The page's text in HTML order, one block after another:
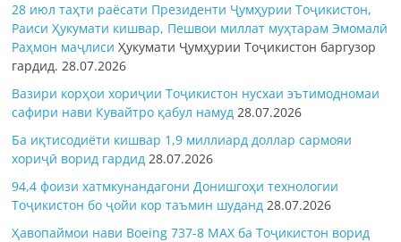
28 июл таҳти раёсати Президенти Ҷумҳурии Тоҷикистон,
Раиси Ҳукумати кишвар, Пешвои миллат муҳтарам Эмомалӣ
Раҳмон маҷлисиҲукумати Ҷумҳурии Тоҷикистон баргузор
гардид.28.07.2026
Вазири корҳои хориҷии Тоҷикистон нусхаи эътимодномаи
сафири нави Кувайтро қабул намуд 28.07.2026
Ба иқтисодиёти кишвар 1,9 миллиард доллар сармояи
хориҷӣ ворид гардид 28.07.2026
94,4 фоизи хатмкунандагони Донишгоҳи технологии
Тоҷикистон бо ҷойи кор таъмин шуданд 28.07.2026
Ҳавопаймои нави Boeing 737-8 MAX ба Тоҷикистон ворид